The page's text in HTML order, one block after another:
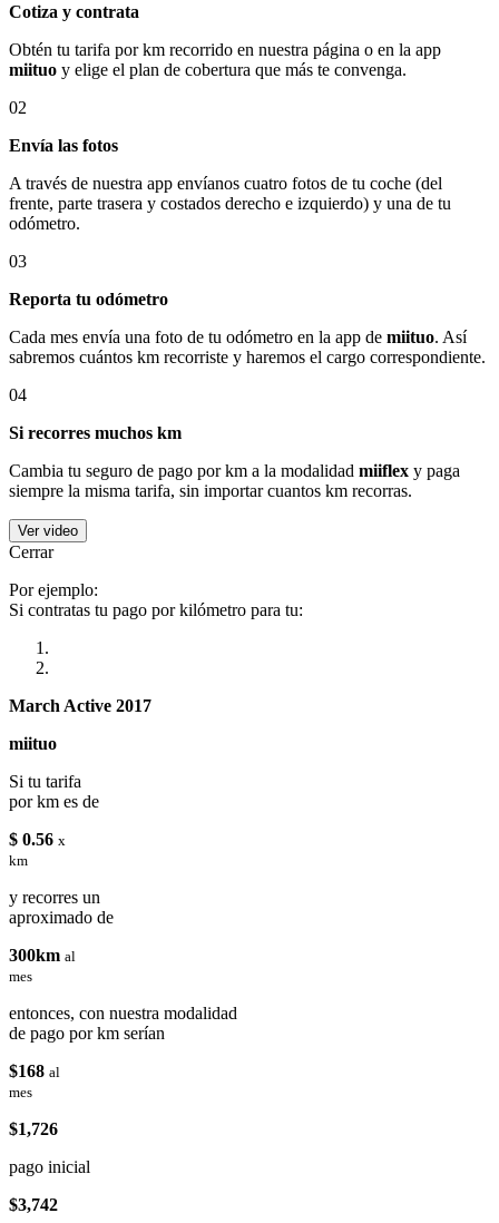
Cotiza y contrata
Obtén tu tarifa por km recorrido en nuestra página o en la app
miituo y elige el plan de cobertura que más te convenga.
02
Envía las fotos
A través de nuestra app envíanos cuatro fotos de tu coche (del
frente, parte trasera y costados derecho e izquierdo) y una de tu
odómetro.
03
Reporta tu odómetro
Cada mes envía una foto de tu odómetro en la app de miituo. Así
sabremos cuántos km recorriste y haremos el cargo correspondiente.
04
Si recorres muchos km
Cambia tu seguro de pago por km a la modalidad miiflex y paga
siempre la misma tarifa, sin importar cuantos km recorras.
Ver video
Cerrar
Por ejemplo:
Si contratas tu pago por kilómetro para tu:
March Active 2017
miituo
Si tu tarifa
por km es de
$ 0.56 x
km
y recorres un
aproximado de
300km al
mes
entonces, con nuestra modalidad
de pago por km serían
$168 al
mes
$1,726
pago inicial
$3,742